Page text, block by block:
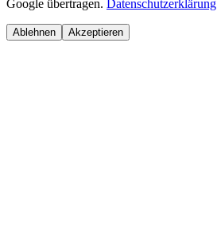
Google übertragen. Datenschutzerklärung
Ablehnen Akzeptieren